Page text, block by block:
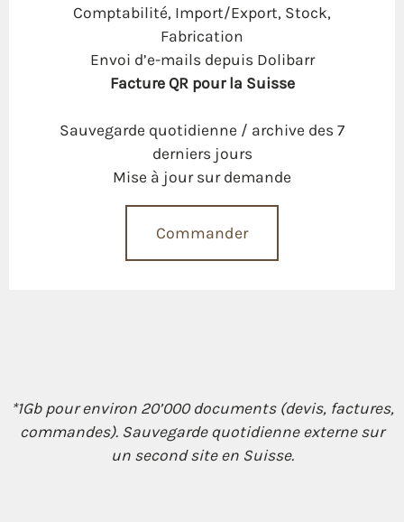
Comptabilité, Import/Export, Stock,
Fabrication
Envoi d’e-mails depuis Dolibarr
Facture QR pour la Suisse
Sauvegarde quotidienne / archive des 7
derniers jours
Mise à jour sur demande
Commander
*1Gb pour environ 20’000 documents (devis, factures,
commandes). Sauvegarde quotidienne externe sur
un second site en Suisse.